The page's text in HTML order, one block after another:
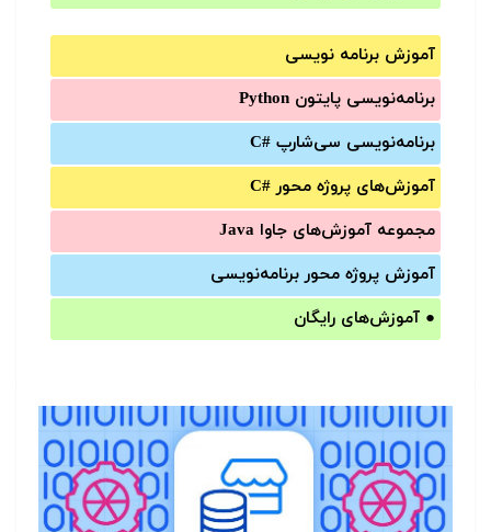
آموزش برنامه نویسی
برنامه‌نویسی پایتون Python
برنامه‌‌نویسی سی‌شارپ C#‎
آموزش‌های پروژه محور #C
مجموعه آموزش‌های جاوا Java
آموزش‌ پروژه محور برنامه‌نویسی
● آموزش‌های رایگان